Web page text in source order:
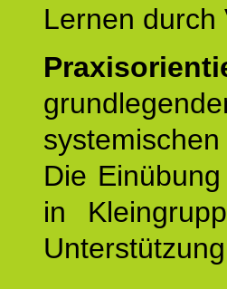
Lernen durch
Die
in